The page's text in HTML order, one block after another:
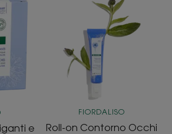
e
on
Contorno
Occhi
Anti-
fatica
FIORDALISO
Roll-on Contorno Occhi